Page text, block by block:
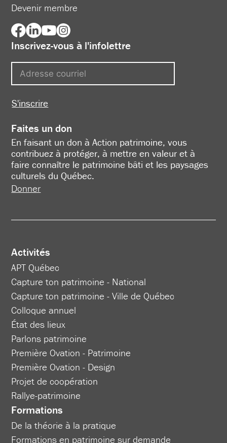
Devenir membre
Inscrivez-vous à l'infolettre
S'inscrire
Faites un don
En faisant un don à Action patrimoine, vous
contribuez à protéger, à mettre en valeur et à
faire connaître le patrimoine bâti et les paysages
culturels du Québec.
Donner
Activités
APT Québec
Capture ton patrimoine - National
Capture ton patrimoine - Ville de Québec
Colloque annuel
État des lieux
Parlons patrimoine
Première Ovation - Patrimoine
Première Ovation - Design
Projet de coopération
Rallye-patrimoine
Formations
De la théorie à la pratique
Formations en patrimoine sur demande